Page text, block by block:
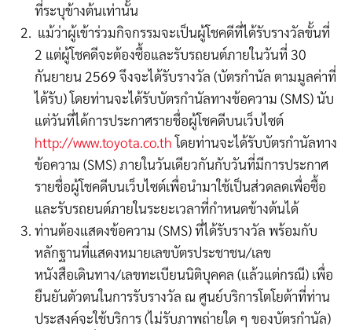
ที่ระบุข้างต้นเท่านั้น
แม้ว่าผู้เข้าร่วมกิจกรรมจะเป็นผู้โชคดีที่ได้รับรางวัลขั้นที่
2 แต่ผู้โชคดีจะต้องซื้อและรับรถยนต์ภายในวันที่ 30
กันยายน 2569 จึงจะได้รับรางวัล (บัตรกำนัล ตามมูลค่าที่
ได้รับ) โดยท่านจะได้รับบัตรกำนัลทางข้อความ (SMS) นับ
แต่วันที่ได้การประกาศรายชื่อผู้โชคดีบนเว็บไซต์
http://www.toyota.co.th โดยท่านจะได้รับบัตรกำนัลทาง
ข้อความ (SMS)ภายในวันเดียวกันกับวันที่มีการประกาศ
รายชื่อผู้โชคดีบนเว็บไซต์เพื่อนำมาใช้เป็นส่วดลดเพื่อซื้อ
และรับรถยนต์ภายในระยะเวลาที่กำหนดข้างต้นได้
ท่านต้องแสดงข้อความ (SMS)ที่ได้รับรางวัล พร้อมกับ
หลักฐานที่แสดงหมายเลขบัตรประชาชน/เลข
หนังสือเดินทาง/เลขทะเบียนนิติบุคคล (แล้วแต่กรณี)เพื่อ
ยืนยันตัวตนในการรับรางวัล ณ ศูนย์บริการโตโยต้าที่ท่าน
ประสงค์จะใช้บริการ (ไม่รับภาพถ่ายใด ๆ ของบัตรกำนัล)